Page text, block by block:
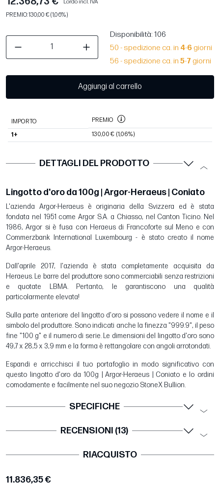
Lordo incl. IVA
PREMIO: 130,00 € (1,06%)
Disponibilità: 106
50 - spedizione ca. in 4-6giorni
56 - spedizione ca. in 5-7 giorni
Aggiungi al carrello
IMPORTO PREMIO
1+ 130,00 € (1,06%)
DETTAGLI DEL PRODOTTO
Lingotto d'oro da 100g | Argor-Heraeus | Coniato
L'azienda Argor-Heraeus è originaria della Svizzera ed è stata
fondata nel 1951 come Argor S.A. a Chiasso, nel Canton Ticino. Nel
1986, Argor si è fusa con Heraeus di Francoforte sul Meno e con
Commerzbank International Luxembourg - è stato creato il nome
Argor-Heraeus.
Dall'aprile 2017, l'azienda è stata completamente acquisita da
Heraeus. Le barre del produttore sono commerciabili senza restrizioni
e quotate LBMA. Pertanto, le garantiscono una qualità
particolarmente elevata!
Sulla parte anteriore del lingotto d'oro si possono vedere il nome e il
simbolo del produttore. Sono indicati anche la finezza "999.9", il peso
fine "100 g" e il numero di serie. Le dimensioni del lingotto d'oro sono
49,7 x 28,5 x 3,9 mm e la forma è rettangolare con angoli arrotondati.
Espandi e arricchisci il tuo portafoglio in modo significativo con
questo lingotto d'oro da 100g | Argor-Heraeus | Coniato e lo ordini
comodamente e facilmente nel suo negozio StoneX Bullion.
SPECIFICHE
RECENSIONI (13)
RIACQUISTO
11.836,35 €